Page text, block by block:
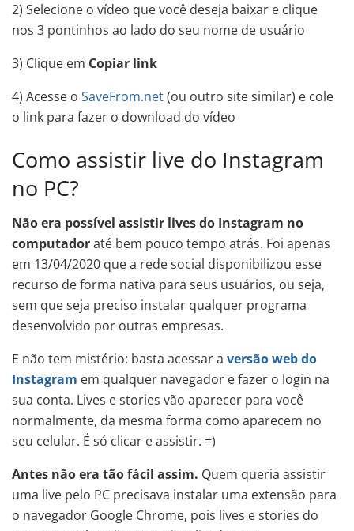
2) Selecione o vídeo que você deseja baixar e clique
nos 3 pontinhos ao lado do seu nome de usuário
3) Clique em Copiar link
4) Acesse o SaveFrom.net(ou outro site similar) e cole
o link para fazer o download do vídeo
Como assistir live do Instagram
no PC?
Não era possível assistir lives do Instagram no
computadoraté bem pouco tempo atrás. Foi apenas
em 13/04/2020 que a rede social disponibilizou esse
recurso de forma nativa para seus usuários, ou seja,
sem que seja preciso instalar qualquer programa
desenvolvido por outras empresas.
E não tem mistério: basta acessar a versão web do
Instagram em qualquer navegador e fazer o login na
sua conta. Lives e stories vão aparecer para você
normalmente, da mesma forma como aparecem no
seu celular. É só clicar e assistir. =)
Antes não era tão fácil assim. Quem queria assistir
uma live pelo PC precisava instalar uma extensão para
o navegador Google Chrome, pois lives e stories do